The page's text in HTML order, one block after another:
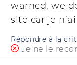
warned, we
site car je
Répondre à la
Je ne le